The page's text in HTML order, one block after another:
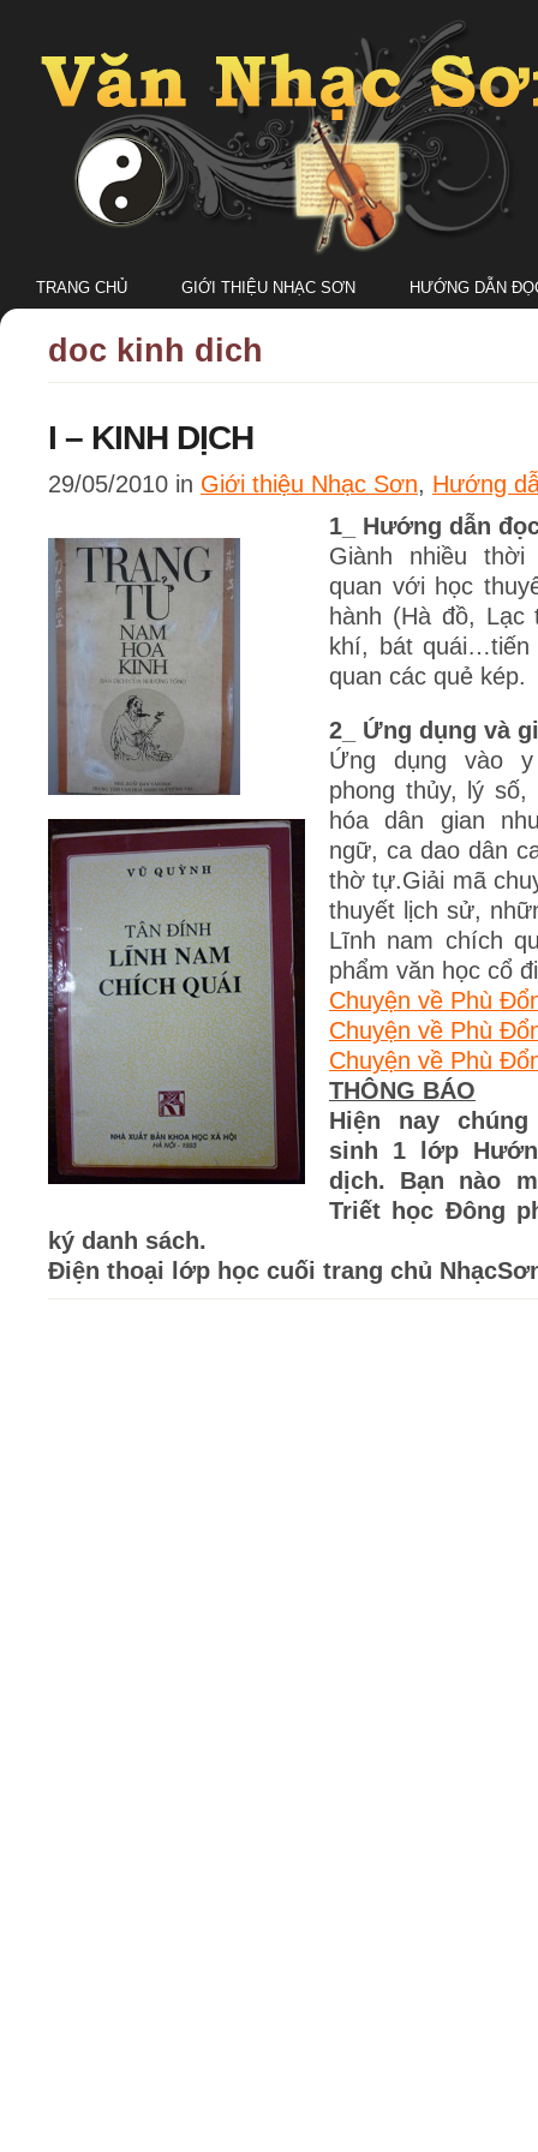
TRANG CHỦ GIỚI THIỆU NHẠC SƠN HƯỚNG DẪN
doc kinh dich
I – KINH DỊCH
29/05/2010 in Giới thiệu Nhạc Sơn, Hướng
1_ Hướng dẫn
Giành nhiều
quan với học
hành (Hà đồ,
khí, bát quái…tiến
quan các quẻ kép.
2_ Ứng dụng và
Ứng dụng vào
phong thủy, lý
hóa dân gian
ngữ, ca dao dân
thờ tự.Giải mã
thuyết lịch sử,
Lĩnh nam chích
phẩm văn học cổ
Chuyện về Phù
Chuyện về Phù
Chuyện về Phù
THÔNG BÁO
Hiện nay
sinh 1 lớp
dịch. Bạn nào
Triết học Đông
ký danh sách.
Điện thoại lớp học cuối trang chủ